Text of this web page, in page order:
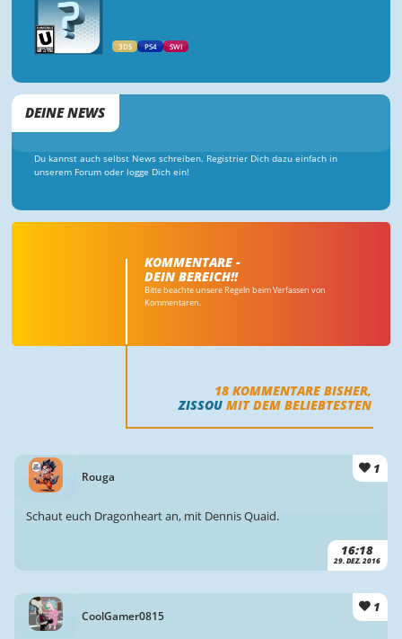
3DS PS4 SWI
DEINE NEWS
Du kannst auch selbst News schreiben. Registrier Dich dazu einfach in
unserem Forum oder logge Dich ein!
KOMMENTARE -
DEIN BEREICH!!
Bitte beachte unsere Regeln beim Verfassen von
Kommentaren.
18 KOMMENTARE BISHER,
ZISSOU MIT DEM BELIEBTESTEN
Rouga
1
16:18
29. DEZ. 2016
Schaut euch Dragonheart an, mit Dennis Quaid.
CoolGamer0815
1